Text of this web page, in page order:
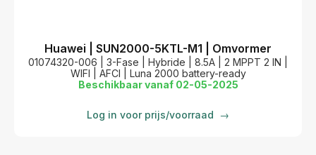
Huawei | SUN2000-5KTL-M1 | Omvormer
01074320-006 | 3-Fase | Hybride | 8.5A | 2 MPPT 2 IN |
WIFI | AFCI | Luna 2000 battery-ready
Beschikbaar vanaf 02-05-2025
Log in voor prijs/voorraad →